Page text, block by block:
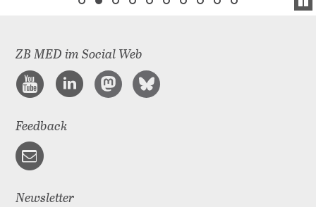
ZB MED im Social Web
Feedback
Newsletter